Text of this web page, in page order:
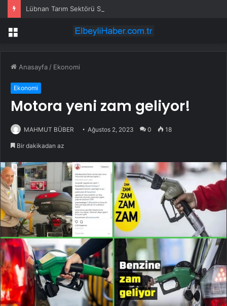
Lübnan Tarım Sektörü Savaşta 530 Milyon Dolar Kaybetti
Menü
Anasayfa / Ekonomi
Ekonomi
Motora yeni zam geliyor!
MAHMUT BÜBER Ağustos 2, 2023 0 18
Bir dakikadan az